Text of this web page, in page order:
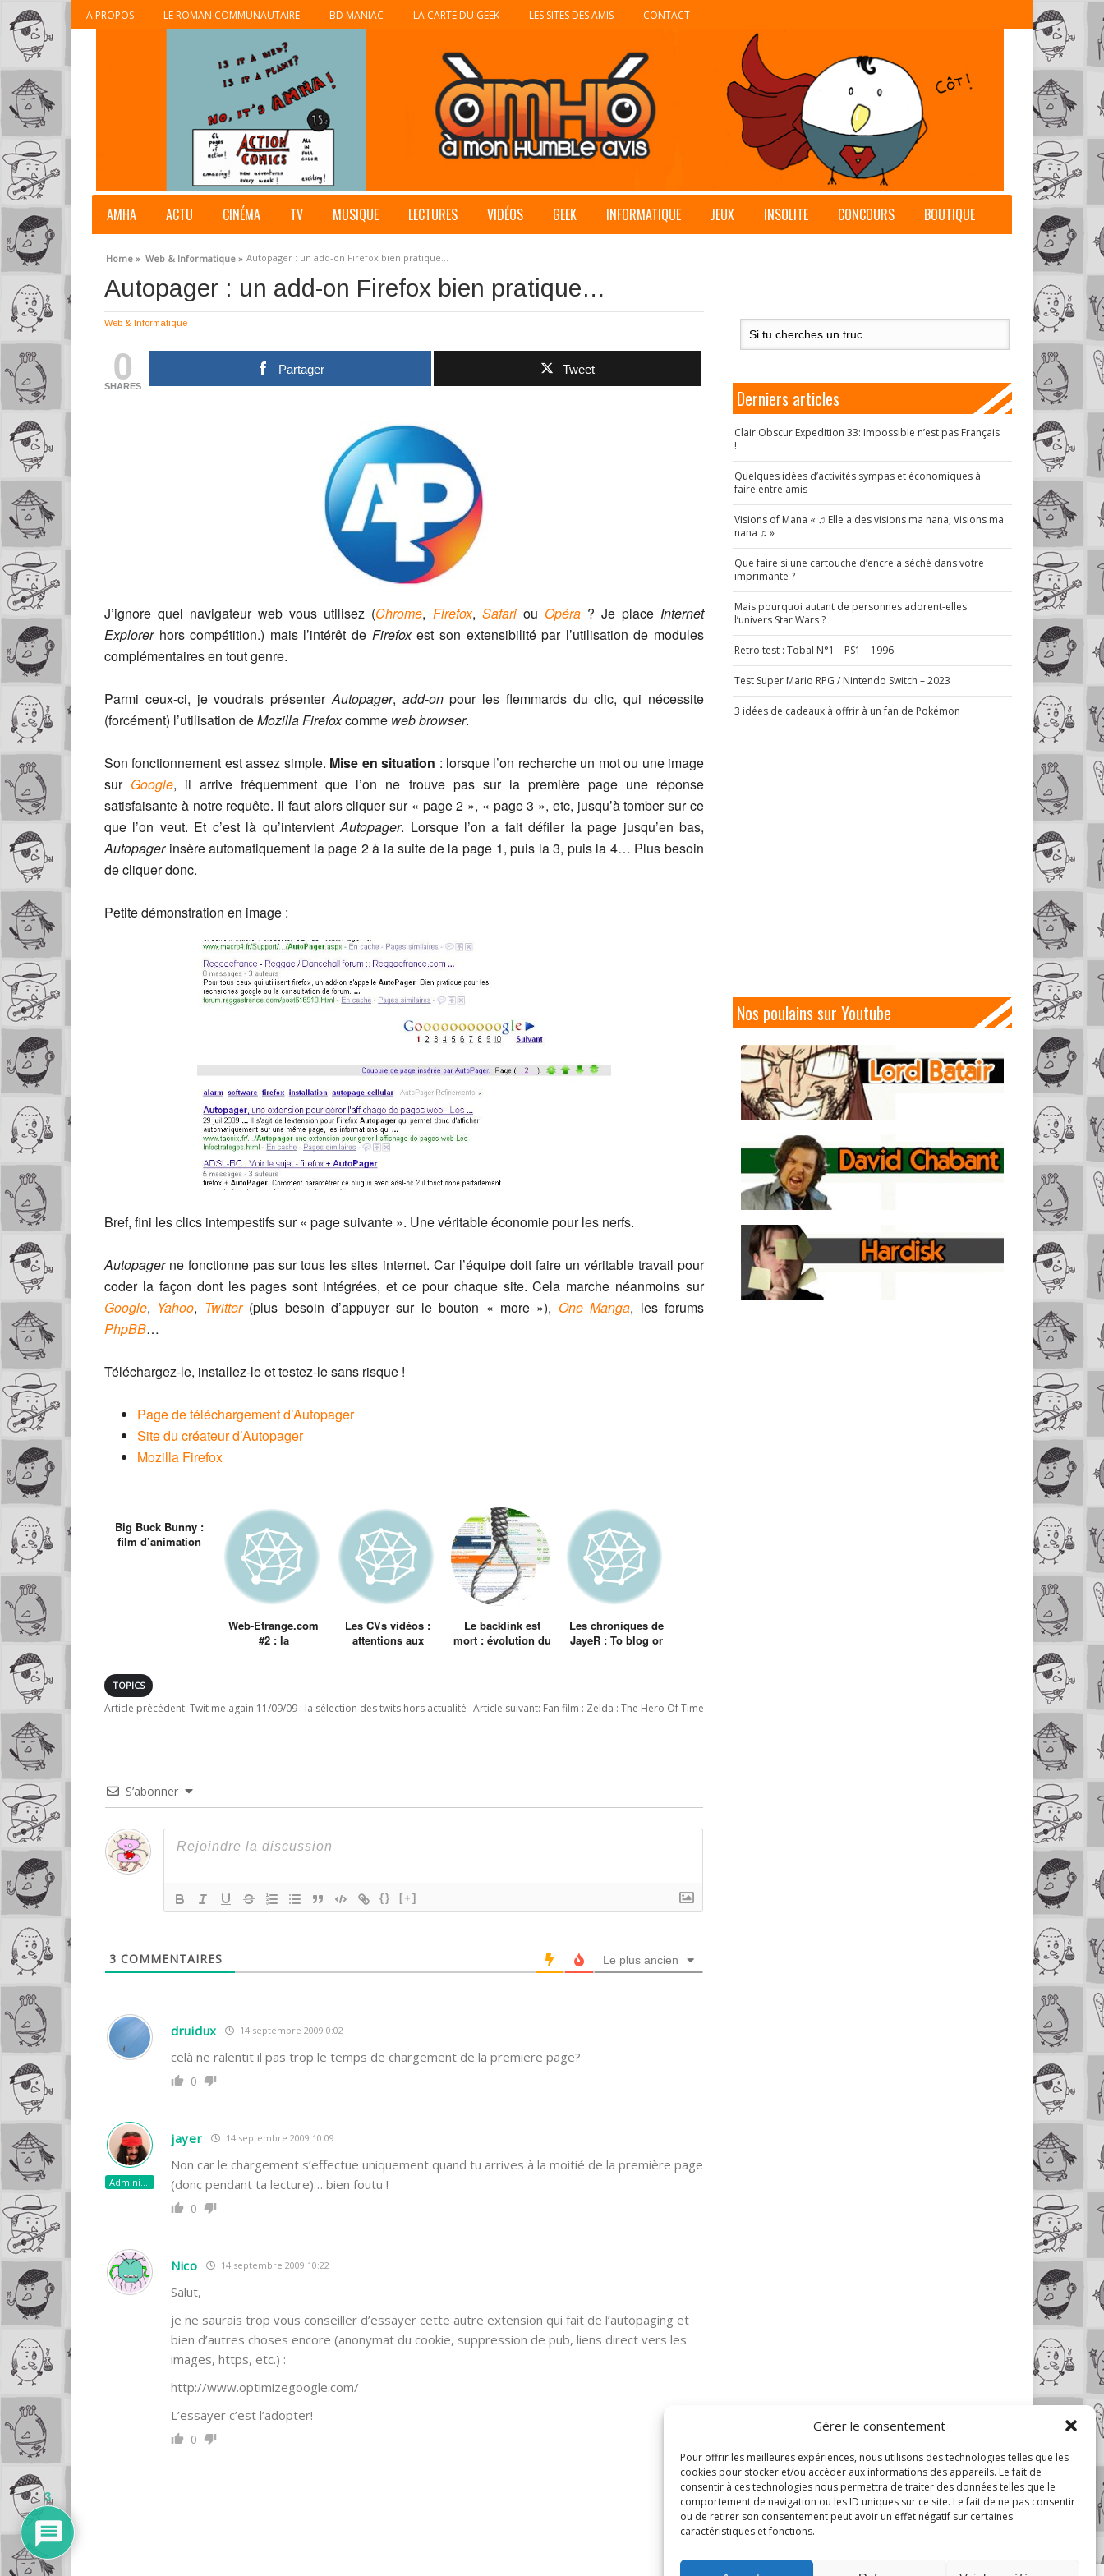
Gérer le consentement
Pour offrir les meilleures expériences, nous utilisons des technologies telles que les
cookies pour stocker et/ou accéder aux informations des appareils. Le fait de
consentir à ces technologies nous permettra de traiter des données telles que le
comportement de navigation ou les ID uniques sur ce site. Le fait de ne pas consentir
ou de retirer son consentement peut avoir un effet négatif sur certaines
caractéristiques et fonctions.
A PROPOS LE ROMAN COMMUNAUTAIRE BD MANIAC LA CARTE DU GEEK LES SITES DES AMIS CONTACT
AMHA ACTU CINÉMA TV MUSIQUE LECTURES VIDÉOS GEEK INFORMATIQUE JEUX INSOLITE CONCOURS BOUTIQUE
Home » Web & Informatique » Autopager : un add-on Firefox bien pratique…
Autopager : un add-on Firefox bien pratique…
Web & Informatique
0
SHARES
Partager Tweet
J’ignore quel navigateur web vous utilisez (Chrome, Firefox, Safariou Opéra? Je place Internet
Explorer hors compétition.) mais l’intérêt de Firefoxest son extensibilité par l’utilisation de modules
complémentaires en tout genre.
Parmi ceux-ci, je voudrais présenterAutopager, add-onpour les flemmards du clic, qui nécessite
(forcément) l’utilisation deMozilla Firefoxcomme web browser.
Son fonctionnement est assez simple. Mise en situation : lorsque l’on recherche un mot ou une image
sur Google, il arrive fréquemment que l’on ne trouve pas sur la première page une réponse
satisfaisante à notre requête. Il faut alors cliquer sur « page 2 », « page 3 », etc, jusqu’à tomber sur ce
que l’on veut. Et c’est là qu’intervientAutopager. Lorsque l’on a fait défiler la page jusqu’en bas,
Autopagerinsère automatiquement la page 2 à la suite de la page 1, puis la 3, puis la 4… Plus besoin
de cliquer donc.
Petite démonstration en image :
Bref, fini les clics intempestifs sur « page suivante ». Une véritable économie pour les nerfs.
Autopagerne fonctionne pas sur tous les sites internet. Car l’équipe doit faire un véritable travail pour
coder la façon dont les pages sont intégrées, et ce pour chaque site. Cela marche néanmoins sur
Google, Yahoo, Twitter(plus besoin d’appuyer sur le bouton « more »), One Manga, les forums
PhpBB…
Téléchargez-le, installez-le et testez-le sans risque !
Page de téléchargement d’Autopager
Site du créateur d’Autopager
Mozilla Firefox
Big Buck Bunny :
film d’animation
Web-Etrange.com
#2 : la
Les CVs vidéos :
attentions aux
Le backlink est
mort : évolution du
Les chroniques de
JayeR : To blog or
TOPICS
Article précédent: Twit me again 11/09/09 : la sélection des twits hors actualité Article suivant: Fan film : Zelda : The Hero Of Time
S’abonner
{} [+]
3 COMMENTAIRES Le plus ancien
druidux 14 septembre 2009 0:02
celà ne ralentit il pas trop le temps de chargement de la premiere page?
0
jayer 14 septembre 2009 10:09
Non car le chargement s’effectue uniquement quand tu arrives à la moitié de la première page
(donc pendant ta lecture)… bien foutu !
0
Nico 14 septembre 2009 10:22
Salut,
je ne saurais trop vous conseiller d’essayer cette autre extension qui fait de l’autopaging et
bien d’autres choses encore (anonymat du cookie, suppression de pub, liens direct vers les
images, https, etc.) :
http://www.optimizegoogle.com/
L’essayer c’est l’adopter!
0
Derniers articles
Clair Obscur Expedition 33: Impossible n’est pas Français
!
Quelques idées d’activités sympas et économiques à
faire entre amis
Visions of Mana « ♫ Elle a des visions ma nana, Visions ma
nana ♫ »
Que faire si une cartouche d’encre a séché dans votre
imprimante ?
Mais pourquoi autant de personnes adorent-elles
l’univers Star Wars ?
Retro test : Tobal N°1 – PS1 – 1996
Test Super Mario RPG / Nintendo Switch – 2023
3 idées de cadeaux à offrir à un fan de Pokémon
Nos poulains sur Youtube
3